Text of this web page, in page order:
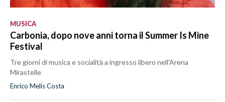
MUSICA
Carbonia, dopo nove anni torna il Summer Is Mine
Festival
Tre giorni di musica e socialità a ingresso libero nell'Arena
Mirastelle
Enrico Melis Costa